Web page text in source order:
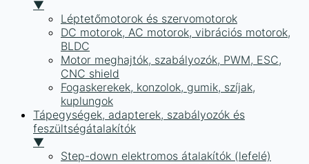
▼
Léptetőmotorok és szervomotorok
DC motorok, AC motorok, vibrációs motorok,
BLDC
Motor meghajtók, szabályozók, PWM, ESC,
CNC shield
Fogaskerekek, konzolok, gumik, szíjak,
kuplungok
Tápegységek, adapterek, szabályozók és
feszültségátalakítók
▼
Step-down elektromos átalakítók (lefelé)